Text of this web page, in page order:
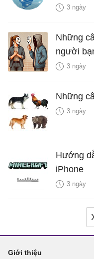
3 ngày
Những
người
3 ngày
Những
3 ngày
Hướng
iPhone
3 ngày
Giới thiệu